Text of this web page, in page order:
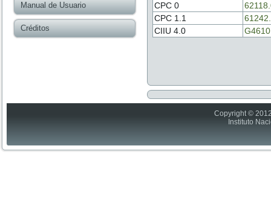
Manual de Usuario
Créditos
CPC 0
CPC 1.1
CIIU 4.0
Copyright ©
Instituto